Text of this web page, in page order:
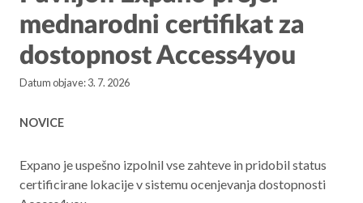
PODJETNIŠTVO
SPOT
Invest Pomurje
PONI
REGIONALNI RAZVOJ
Aktualno programsko obdobje 2021 – 2027
mednarodni certifikat za
dostopnost Access4you
Datum objave: 3. 7. 2026
NOVICE
Expano je uspešno izpolnil vse zahteve in pridobil status
certificirane lokacije v sistemu ocenjevanja dostopnosti